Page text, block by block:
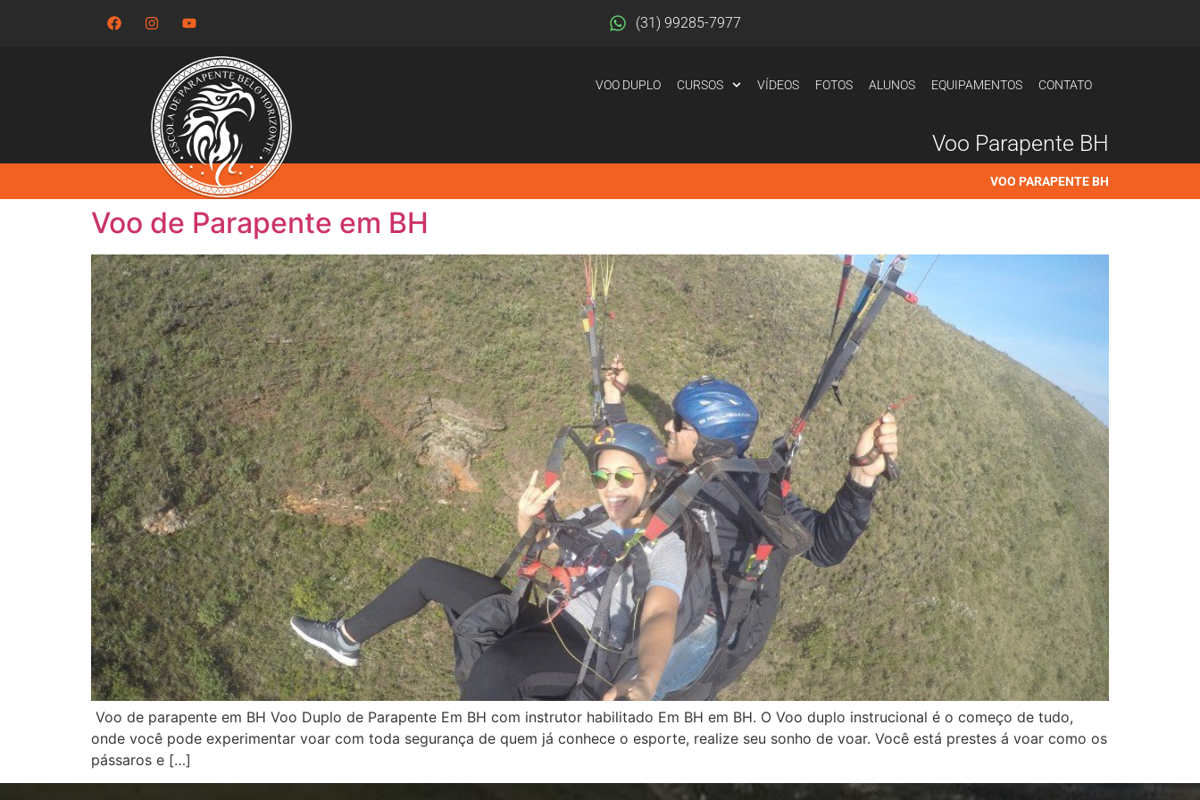
(31) 99285-7977
VOO DUPLO CURSOS VÍDEOS FOTOS ALUNOS EQUIPAMENTOS CONTATO
Voo Parapente BH
VOO PARAPENTE BH
Voo de Parapente em BH
Voo de parapente em BH Voo Duplo de Parapente Em BH com instrutor habilitado Em BH em BH. O Voo duplo instrucional é o começo de tudo,
onde você pode experimentar voar com toda segurança de quem já conhece o esporte, realize seu sonho de voar. Você está prestes á voar como os
pássaros e […]